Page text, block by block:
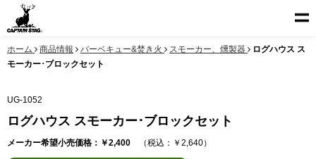
ホーム 商品情報 バーベキュー&焚き火 スモーカー、燻製器
ログハウス ス
モーカー･ブロックセット
UG-1052
ログハウス スモーカー･ブロックセット
メーカー希望小売価格：￥2,400 （税込：￥2,640）